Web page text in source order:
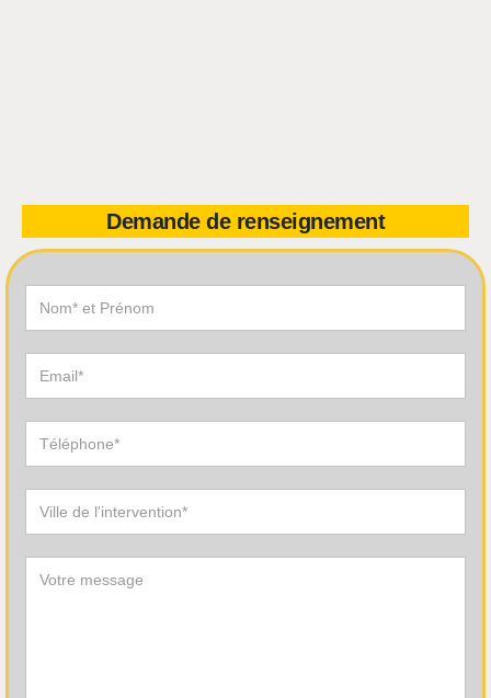
Demande de renseignement